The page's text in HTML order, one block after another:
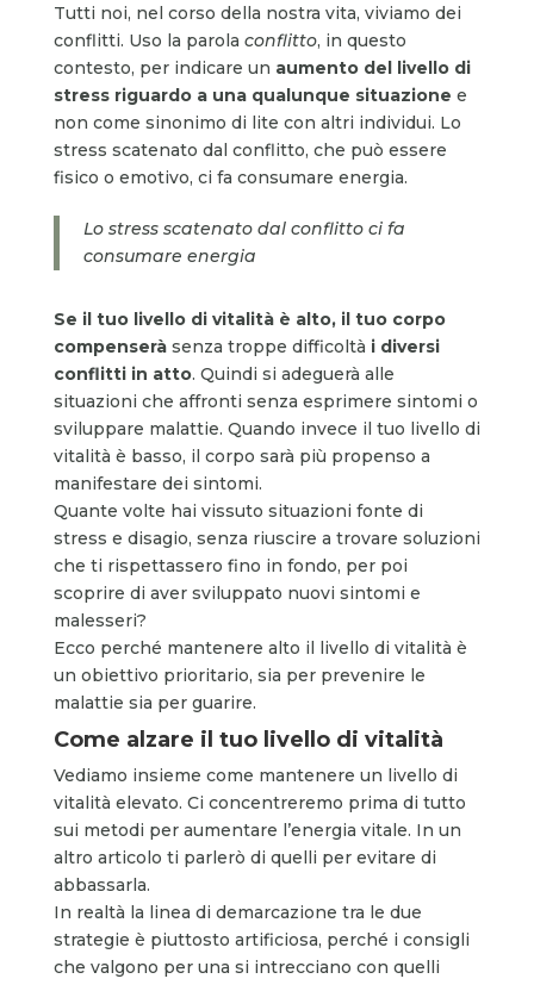
Tutti noi, nel corso della nostra vita, viviamo dei
conflitti. Uso la parola conflitto, in questo
contesto, per indicare un aumento del livello di
stress riguardo a una qualunque situazione e
non come sinonimo di lite con altri individui. Lo
stress scatenato dal conflitto, che può essere
fisico o emotivo, ci fa consumare energia.
Lo stress scatenato dal conflitto ci fa
consumare energia
Se il tuo livello di vitalità è alto, il tuo corpo
compenserà senza troppe difficoltà i diversi
conflitti in atto. Quindi si adeguerà alle
situazioni che affronti senza esprimere sintomi o
sviluppare malattie. Quando invece il tuo livello di
vitalità è basso, il corpo sarà più propenso a
manifestare dei sintomi.
Quante volte hai vissuto situazioni fonte di
stress e disagio, senza riuscire a trovare soluzioni
che ti rispettassero fino in fondo, per poi
scoprire di aver sviluppato nuovi sintomi e
malesseri?
Ecco perché mantenere alto il livello di vitalità è
un obiettivo prioritario, sia per prevenire le
malattie sia per guarire.
Come alzare il tuo livello di vitalità
Vediamo insieme come mantenere un livello di
vitalità elevato. Ci concentreremo prima di tutto
sui metodi per aumentare l’energia vitale. In un
altro articolo ti parlerò di quelli per evitare di
abbassarla.
In realtà la linea di demarcazione tra le due
strategie è piuttosto artificiosa, perché i consigli
che valgono per una si intrecciano con quelli